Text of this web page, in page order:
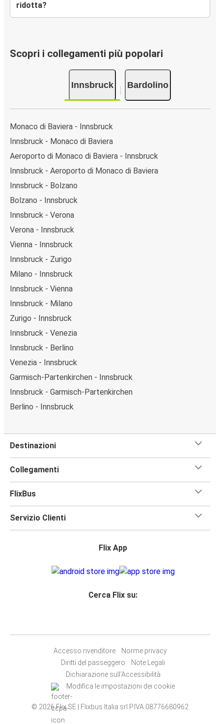
ridotta?
Scopri i collegamenti più popolari
Innsbruck Bardolino
Monaco di Baviera - Innsbruck
Innsbruck - Monaco di Baviera
Aeroporto di Monaco di Baviera - Innsbruck
Innsbruck - Aeroporto di Monaco di Baviera
Innsbruck - Bolzano
Bolzano - Innsbruck
Innsbruck - Verona
Verona - Innsbruck
Vienna - Innsbruck
Innsbruck - Zurigo
Milano - Innsbruck
Innsbruck - Vienna
Innsbruck - Milano
Zurigo - Innsbruck
Innsbruck - Venezia
Innsbruck - Berlino
Venezia - Innsbruck
Garmisch-Partenkirchen - Innsbruck
Innsbruck - Garmisch-Partenkirchen
Berlino - Innsbruck
Destinazioni
Collegamenti
FlixBus
Servizio Clienti
Flix App
Cerca Flix su:
Accesso rivenditore
Norme privacy
Diritti del passeggero
Note Legali
Dichiarazione sull’Accessibilità
Modifica le impostazioni dei cookie
© 2026 Flix SE | Flixbus Italia srl P.IVA 08776680962